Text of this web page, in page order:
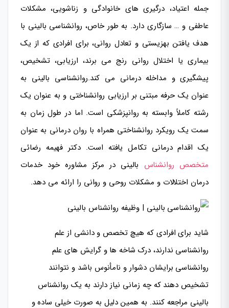
جمله اعتیاد، درگیری های خانوادگی و زناشویی، مشکلات
عاطفی و … سازگاری دارد. به طور خاص، روانشناسی بالینی با
هدف یافتن بهزیستی و تعادل روانی، برای افرادی که از یک
بیماری یا اختلال روانی رنج می برند، ارزیابی، تشخیص،
پیشگیری و مداخله درمانی می کند.روانشناسی بالینی به
عنوان یک حرفه مبتنی بر ارزیابی روانشناختی و به عنوان یک
رشته کاملاً وابسته به روانپزشکی است. اما در طول زمان به
سمت یک رویکرد روانشناختی همراه با روان درمانی به عنوان
یک اقدام درمانی تکامل یافته است. دکتر فهیمه رضائی
متخصص روانشناس بالینی در مرکز مشاوره خود خدمات
درمان اختلالات و مشکلات روحی و روانی را ارائه می دهد.
شاید برای افرادی که هیچ تخصص و دانشی از علم
روانشناسی ندارند، درک شاخه ها و گرایش های علم
روانشناسی برایشان دشوار و نامأنوس باشد و نتوانند
تشخیص دهند که چه زمانی نیاز دارند به یک روانشناس
بالینی مراجعه کنند. به همین دلیل به صورت خیلی ساده و